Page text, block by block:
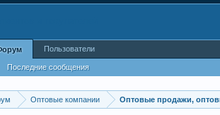
Оптовые компании Оптовые продажи,
Последние сообщения
Пользователи